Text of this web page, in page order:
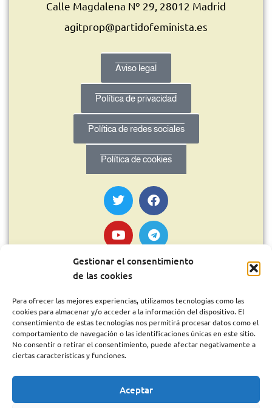
Gestionar el consentimiento
de las cookies
Para ofrecer las mejores experiencias, utilizamos tecnologías como las
cookies para almacenar y/o acceder a la información del dispositivo. El
consentimiento de estas tecnologías nos permitirá procesar datos como el
comportamiento de navegación o las identificaciones únicas en este sitio.
No consentir o retirar el consentimiento, puede afectar negativamente a
ciertas características y funciones.
Aceptar
Calle Magdalena Nº 29, 28012 Madrid
agitprop@partidofeminista.es
Aviso legal
Política de privacidad
Política de redes sociales
Política de cookies
CATEGORIAS PFE
Artículos